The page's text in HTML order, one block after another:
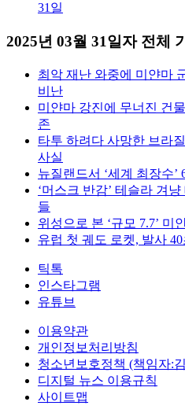
31일
2025년 03월 31일자 전체
최악 재난 와중에 미얀마
비난
미얀마 강진에 무너진 건
존
타투 하려다 사망한 브라
사실
뉴질랜드서 ‘세계 최장수
‘머스크 반감’ 테슬라 겨
들
위성으로 본 ‘규모 7.7’ 미
유럽 첫 궤도 로켓, 발사
틱톡
인스타그램
유튜브
이용약관
개인정보처리방침
청소년보호정책 (책임자:
디지털 뉴스 이용규칙
사이트맵